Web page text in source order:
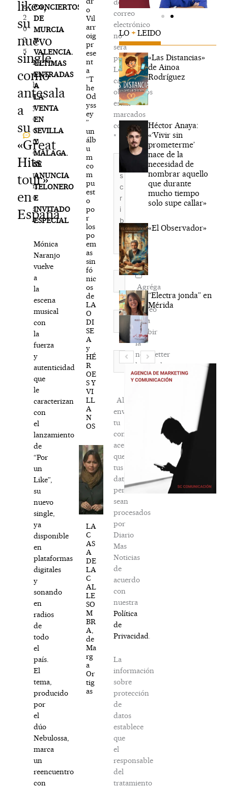
like»,
su
nuevo
single,
como
antesala
a
su
«Great
Hits
tour»
en
España
e,
2
0
2
5
N
o
h
a
y
c
o
m
e
n
ta
ri
o
s
CONCIERTOS
DE
MURCIA
Y
VALENCIA.
ÚLTIMAS
ENTRADAS
A
LA
VENTA
EN
SEVILLA
Y
MÁLAGA.
SE
ANUNCIA
TELONERO
E
INVITADO
ESPECIAL
Mónica
Naranjo
vuelve
a
la
escena
musical
con
la
fuerza
y
autenticidad
que
le
caracterizan
con
el
lanzamiento
de
“Por
un
Like”,
su
nuevo
single,
ya
disponible
en
plataformas
digitales
y
sonando
en
radios
de
todo
el
país.
El
tema,
producido
por
el
dúo
Nebulossa,
marca
un
reencuentro
con
o
Vil
arr
oig
pr
ese
nt
a
“T
he
Od
yss
ey
”
un
álb
u
m
co
m
pu
est
o
po
r
los
po
em
as
sin
fó
nic
os
de
LA
O
DI
SE
A
y
HÉ
R
OE
S Y
VI
LL
A
N
OS
LA
C
AS
A
DE
LA
C
AL
LE
SO
M
BR
A,
de
Ma
rg
a
Or
tig
as
de
correo
electrónico
no
será
publicada.
Los
campos
obligatorios
están
marcados
con
*
Escribe
Nombre*
Correo
electrónico*
Web
Agréga
mi
correo
para
recibir
la
newsletter
habitual
Al
enviar
tu
comentario,
aceptas
que
tus
datos
personales
sean
procesados
por
Diario
Mas
Noticias
de
acuerdo
con
nuestra
Política
de
Privacidad
La
información
sobre
protección
de
datos
establece
que
el
responsable
del
tratamiento
LO + LEIDO
«Las Distancias»
de Ainoa
Rodríguez
Héctor Anaya:
«‘Vivir sin
prometerme’
nace de la
necesidad de
nombrar aquello
que durante
mucho tiempo
solo supe callar»
«El Observador»
“Electra jonda” en
Mérida